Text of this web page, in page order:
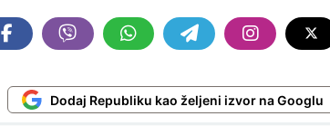
Dodaj Republiku kao željeni izvor na Googlu